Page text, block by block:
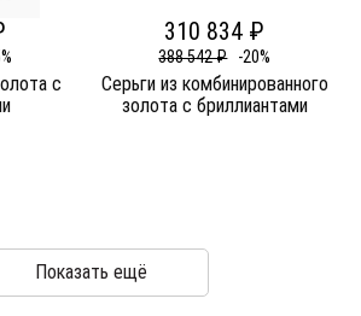
c
310 834 ₽
388 542 ₽ -20%
Серьги из комбинированного
золота c бриллиантами
Показать ещё